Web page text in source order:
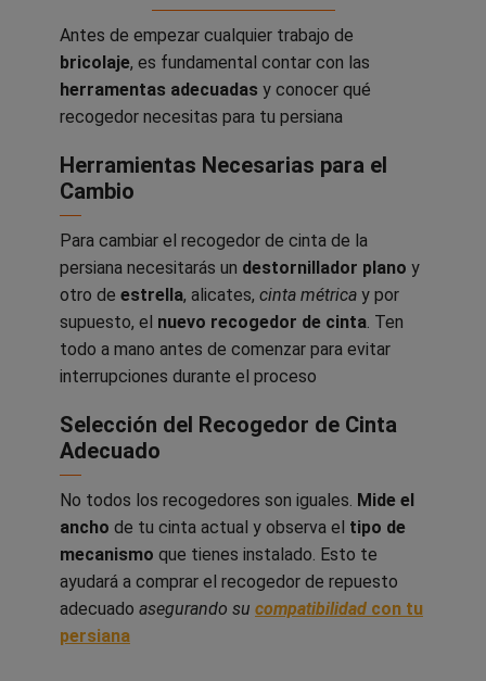
Antes de empezar cualquier trabajo de
bricolaje, es fundamental contar con las
herramentas adecuadas y conocer qué
recogedor necesitas para tu persiana
Herramientas Necesarias para el
Cambio
Para cambiar el recogedor de cinta de la
persiana necesitarás un destornillador plano y
otro de estrella, alicates, cinta métrica y por
supuesto, el nuevo recogedor de cinta. Ten
todo a mano antes de comenzar para evitar
interrupciones durante el proceso
Selección del Recogedor de Cinta
Adecuado
No todos los recogedores son iguales. Mide el
ancho de tu cinta actual y observa el tipo de
mecanismo que tienes instalado. Esto te
ayudará a comprar el recogedor de repuesto
adecuado asegurando su compatibilidad con tu
persiana